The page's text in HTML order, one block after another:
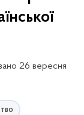
26 вересня